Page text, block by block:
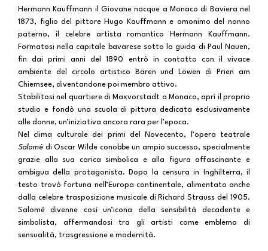
Hermann Kauffmann il Giovane nacque a Monaco di Baviera nel
1873, figlio del pittore Hugo Kauffmann e omonimo del nonno
paterno, il celebre artista romantico Hermann Kauffmann.
Formatosi nella capitale bavarese sotto la guida di Paul Nauen,
fin dai primi anni del 1890 entrò in contatto con il vivace
ambiente del circolo artistico Bären und Löwen di Prien am
Chiemsee, diventandone poi membro attivo.
Stabilitosi nel quartiere di Maxvorstadt a Monaco, aprì il proprio
studio e fondò una scuola di pittura dedicata esclusivamente
alle donne, un’iniziativa ancora rara per l’epoca.
Nel clima culturale dei primi del Novecento, l’opera teatrale
Salomè di Oscar Wilde conobbe un ampio successo, specialmente
grazie alla sua carica simbolica e alla figura affascinante e
ambigua della protagonista. Dopo la censura in Inghilterra, il
testo trovò fortuna nell’Europa continentale, alimentato anche
dalla celebre trasposizione musicale di Richard Strauss del 1905.
Salomè divenne così un’icona della sensibilità decadente e
simbolista, affermandosi tra gli artisti come emblema di
sensualità, trasgressione e modernità.